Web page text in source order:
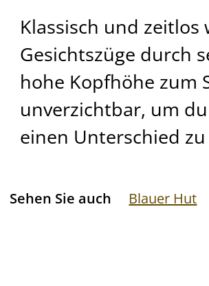
Klassisch und
Gesichtszüge durch
hohe Kopfhöhe zum
unverzichtbar, um
einen Unterschied
Sehen Sie auch Blauer Hut